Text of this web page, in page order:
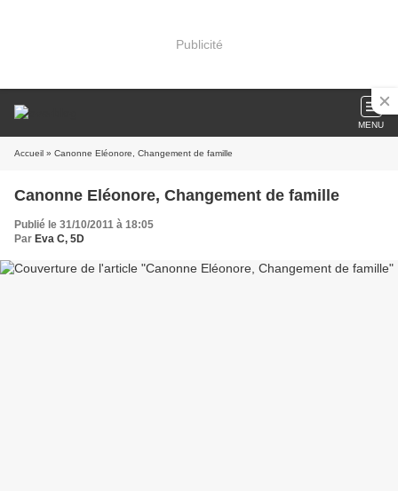
Publicité
MENU
Accueil » Canonne Eléonore, Changement de famille
Canonne Eléonore, Changement de famille
Publié le 31/10/2011 à 18:05
Par Eva C, 5D